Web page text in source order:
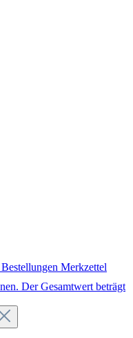
Bestellungen Merkzettel
Der Gesamtwert beträgt